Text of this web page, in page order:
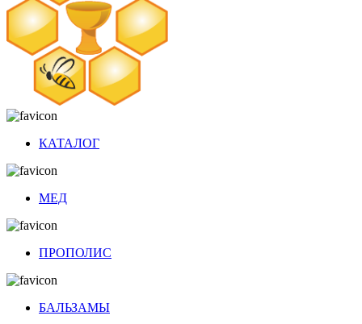
КАТАЛОГ
МЕД
ПРОПОЛИС
БАЛЬЗАМЫ